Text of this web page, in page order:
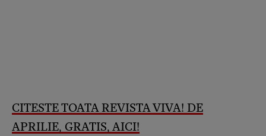
CITESTE TOATA REVISTA VIVA! DE
APRILIE, GRATIS, AICI!